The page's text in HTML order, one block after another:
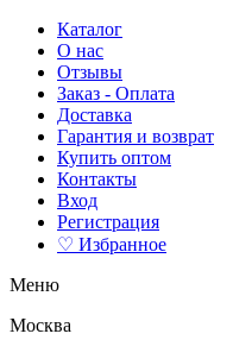
Каталог
О нас
Отзывы
Заказ - Оплата
Доставка
Гарантия и возврат
Купить оптом
Контакты
Вход
Регистрация
♡ Избранное
Меню
Москва